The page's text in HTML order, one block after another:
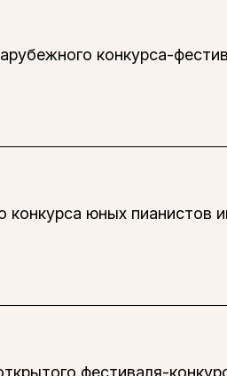
конкурса-
юных пианистов
фестиваля-